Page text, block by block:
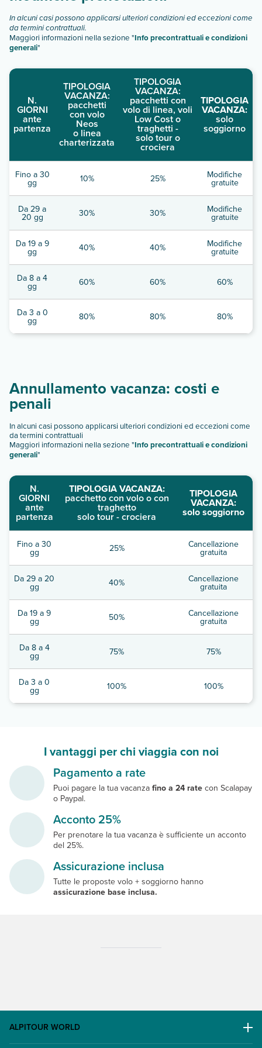
In alcuni casi possono applicarsi ulteriori condizioni ed eccezioni come
da termini contrattuali.
Maggiori informazioni nella sezione "Info precontrattuali e condizioni
generali"
N.
GIORNI
ante
partenza
TIPOLOGIA
VACANZA:
pacchetti
con volo
Neos
o linea
charterizzata
TIPOLOGIA
VACANZA:
pacchetti con
volo di linea, voli
Low Cost o
traghetti -
solo tour o
crociera
TIPOLOGIA
VACANZA:
solo
soggiorno
Fino a 30
gg 10% 25% Modifiche
gratuite
Da 29 a
20 gg 30% 30% Modifiche
gratuite
Da 19 a 9
gg 40% 40% Modifiche
gratuite
Da 8 a 4
gg 60% 60% 60%
Da 3 a 0
gg 80% 80% 80%
Annullamento vacanza: costi e
penali
In alcuni casi possono applicarsi ulteriori condizioni ed eccezioni come
da termini contrattuali
Maggiori informazioni nella sezione "Info precontrattuali e condizioni
generali"
N.
GIORNI
ante
partenza
TIPOLOGIA VACANZA:
pacchetto con volo o con
traghetto
solo tour - crociera
TIPOLOGIA
VACANZA:
solo soggiorno
Fino a 30
gg 25% Cancellazione
gratuita
Da 29 a 20
gg 40% Cancellazione
gratuita
Da 19 a 9
gg 50% Cancellazione
gratuita
Da 8 a 4
gg 75% 75%
Da 3 a 0
gg 100% 100%
I vantaggi per chi viaggia con noi
Pagamento a rate
Puoi pagare la tua vacanza fino a 24 rate con Scalapay
o Paypal.
Acconto 25%
Per prenotare la tua vacanza è sufficiente un acconto
del 25%.
Assicurazione inclusa
Tutte le proposte volo + soggiorno hanno
assicurazione base inclusa.
ALPITOUR WORLD